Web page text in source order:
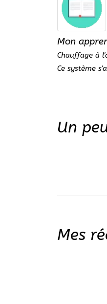
Mon
Chauffage à
Ce système
Un
Mes